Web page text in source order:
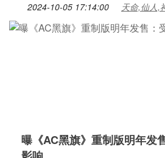
2024-10-05 17:14:00 天命,仙人,
曝《AC黑旗》重制版明年发